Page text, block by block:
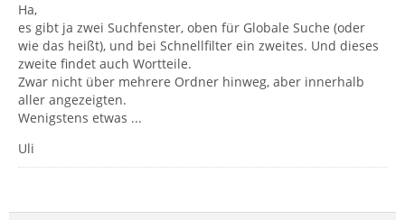
Ha,
es gibt ja zwei Suchfenster, oben für Globale Suche (oder
wie das heißt), und bei Schnellfilter ein zweites. Und dieses
zweite findet auch Wortteile.
Zwar nicht über mehrere Ordner hinweg, aber innerhalb
aller angezeigten.
Wenigstens etwas ...
Uli